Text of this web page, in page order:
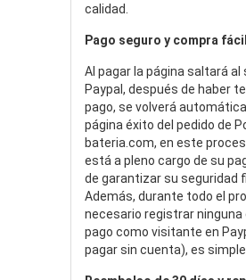
calidad.
Pago seguro y compra fácil
Al pagar la página saltará al
Paypal, después de haber
pago, se volverá
página éxito del pedido de
bateria.com, en este
está a pleno cargo de su
de garantizar su seguridad
Además, durante todo el
necesario registrar ninguna
pago como visitante en
pagar sin cuenta), es simple